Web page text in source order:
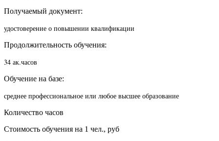
Получаемый документ:
удостоверение о повышении квалификации
Продолжительность обучения:
34 ак.часов
Обучение на базе:
среднее профессиональное или любое высшее образование
Количество часов
Стоимость обучения на 1 чел., руб